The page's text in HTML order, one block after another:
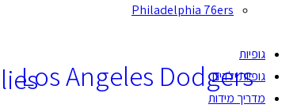
Los Angeles Dodgers
Philadelphia 76ers
גופיות
גופיות ילדים
מדריך מידות